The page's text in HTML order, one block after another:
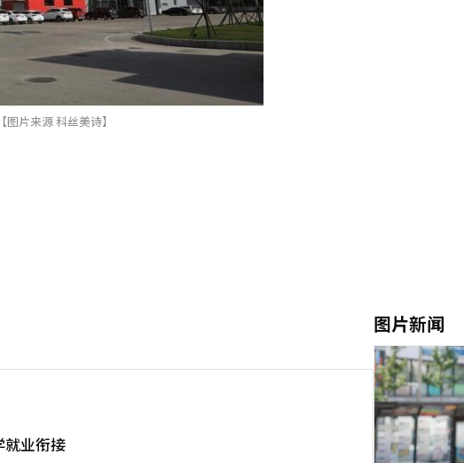
片来源 科丝美诗】
就业衔接
图片新闻